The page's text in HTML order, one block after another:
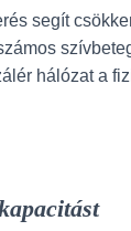
segít
hálózat a